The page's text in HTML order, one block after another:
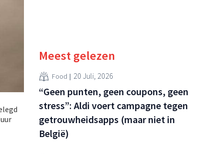
Meest gelezen
Food 20 Juli, 2026
“Geen punten, geen coupons, geen
stress”: Aldi voert campagne tegen
getrouwheidsapps (maar niet in
België)